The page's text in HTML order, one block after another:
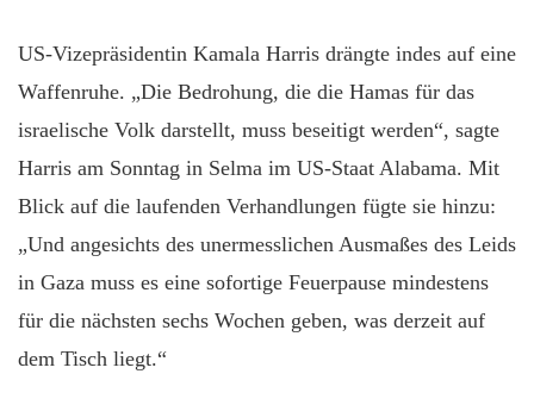
US-Vizepräsidentin Kamala Harris drängte indes auf eine
Waffenruhe. „Die Bedrohung, die die Hamas für das
israelische Volk darstellt, muss beseitigt werden“, sagte
Harris am Sonntag in Selma im US-Staat Alabama. Mit
Blick auf die laufenden Verhandlungen fügte sie hinzu:
„Und angesichts des unermesslichen Ausmaßes des Leids
in Gaza muss es eine sofortige Feuerpause mindestens
für die nächsten sechs Wochen geben, was derzeit auf
dem Tisch liegt.“